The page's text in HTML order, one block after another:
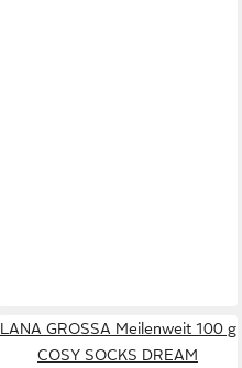
LANA GROSSA Meilenweit 100 g
COSY SOCKS DREAM